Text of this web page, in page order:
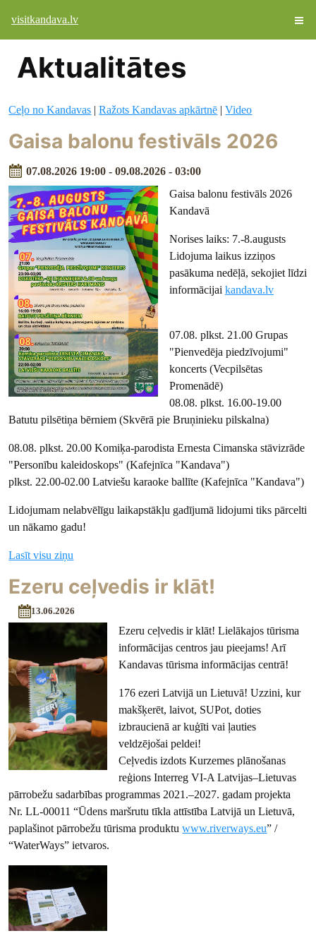
visitkandava.lv
Aktualitātes
Ceļo no Kandavas |Ražots Kandavas apkārtnē |Video
Gaisa balonu festivāls 2026
07.08.2026 19:00 - 09.08.2026 - 03:00
Gaisa balonu festivāls 2026
Kandavā
Norises laiks: 7.-8.augusts
Lidojuma laikus izziņos
pasākuma nedēļā, sekojiet līdzi
informācijai kandava.lv
07.08. plkst. 21.00 Grupas
"Pienvedēja piedzīvojumi"
koncerts (Vecpilsētas
Promenādē)
08.08. plkst. 16.00-19.00
Batutu pilsētiņa bērniem (Skvērā pie Bruņinieku pilskalna)
08.08. plkst. 20.00 Komiķa-parodista Ernesta Cimanska stāvizrāde
"Personību kaleidoskops" (Kafejnīca "Kandava")
plkst. 22.00-02.00 Latviešu karaoke ballīte (Kafejnīca "Kandava")
Lidojumam nelabvēlīgu laikapstākļu gadījumā lidojumi tiks pārcelti
un nākamo gadu!
Lasīt visu ziņu
Ezeru ceļvedis ir klāt!
13.06.2026
Ezeru ceļvedis ir klāt! Lielākajos tūrisma
informācijas centros jau pieejams! Arī
Kandavas tūrisma informācijas centrā!
176 ezeri Latvijā un Lietuvā! Uzzini, kur
makšķerēt, laivot, SUPot, doties
izbraucienā ar kuģīti vai ļauties
veldzējošai peldei!
Ceļvedis izdots Kurzemes plānošanas
reģions Interreg VI-A Latvijas–Lietuvas
pārrobežu sadarbības programmas 2021.–2027. gadam projekta
Nr. LL-00011 “Ūdens maršrutu tīkla attīstība Latvijā un Lietuvā,
paplašinot pārrobežu tūrisma produktuwww.riverways.eu” /
“WaterWays” ietvaros.